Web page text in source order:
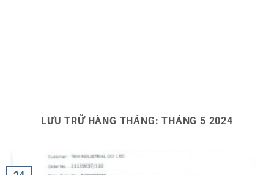
LƯU TRỮ HÀNG THÁNG:THÁNG 5 2024